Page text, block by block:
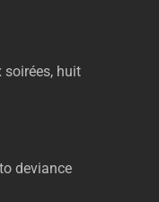
soirées, huit
deviance